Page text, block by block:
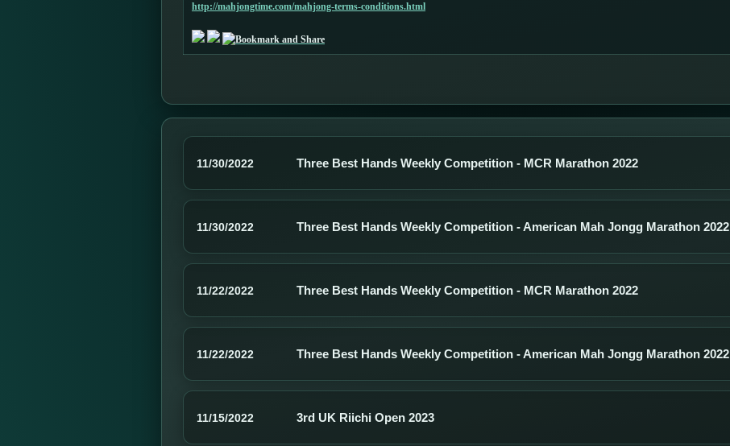
http://mahjongtime.com/mahjong-terms-conditions.html
11/30/2022 Three Best Hands Weekly Competition - MCR Marathon 2022
11/30/2022 Three Best Hands Weekly Competition - American Mah Jongg Marathon 2022
11/22/2022 Three Best Hands Weekly Competition - MCR Marathon 2022
11/22/2022 Three Best Hands Weekly Competition - American Mah Jongg Marathon 2022
11/15/2022 3rd UK Riichi Open 2023